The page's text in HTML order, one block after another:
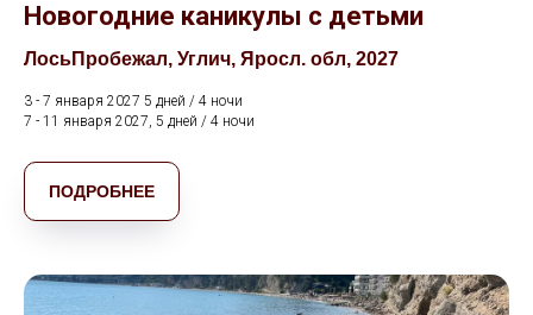
Новогодние каникулы с детьми
ЛосьПробежал, Углич, Яросл. обл, 2027
3 - 7 января 2027 5 дней / 4 ночи
7 - 11 января 2027, 5 дней / 4 ночи
ПОДРОБНЕЕ